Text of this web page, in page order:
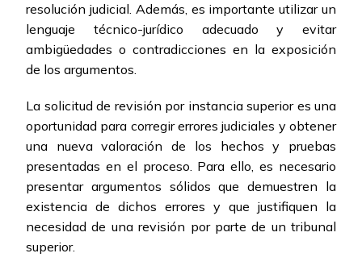
resolución judicial. Además, es importante utilizar un
lenguaje técnico-jurídico adecuado y evitar
ambigüedades o contradicciones en la exposición
de los argumentos.
La solicitud de revisión por instancia superior es una
oportunidad para corregir errores judiciales y obtener
una nueva valoración de los hechos y pruebas
presentadas en el proceso. Para ello, es necesario
presentar argumentos sólidos que demuestren la
existencia de dichos errores y que justifiquen la
necesidad de una revisión por parte de un tribunal
superior.